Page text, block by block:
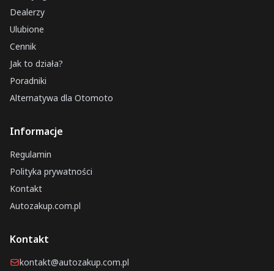
Dealerzy
Ulubione
Cennik
Jak to działa?
Poradniki
Alternatywa dla Otomoto
Informacje
Regulamin
Polityka prywatności
Kontakt
Autozakup.com.pl
Kontakt
kontakt@autozakup.com.pl